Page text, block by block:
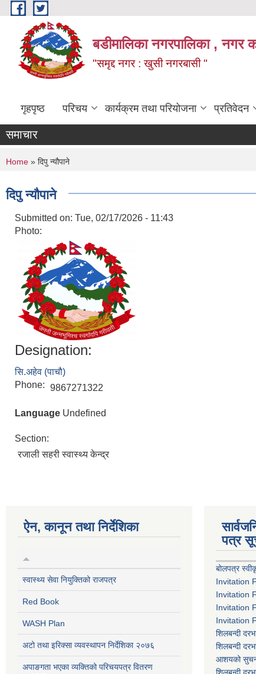
Skip to main content
बडीमालिका नगरपालिका , नगर
"समृद्द नगर : खुसी नगरबासी "
गृहपृष्ठ परिचय कार्यक्रम तथा परियोजना प्रतिवेदन
समाचार
You are here
Home » दिपु न्यौपाने
दिपु न्यौपाने
Submitted on: Tue, 02/17/2026 - 11:43
Photo:
Designation:
सि.अहेव (पाचौ)
Phone: 9867271322
Language Undefined
Section:
रजाली सहरी स्वास्थ्य केन्द्र
ऐन, कानून तथा निर्देशिका
स्वास्थ्य सेवा नियुक्तिको राजपत्र
Red Book
WASH Plan
अटो तथा इरिक्सा व्यवस्थापन निर्देशिका २०७६
अपाङगता भएका व्यक्तिको परिचयपत्र वितरण
पत्र
बोलपत्र
Invitation
Invitation
Invitation
Invitation
शिलबन्दी
शिलबन्दी
आशयको
शिलबन्दी